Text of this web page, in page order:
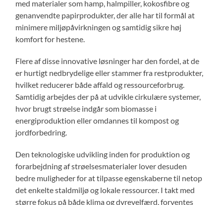
med materialer som hamp, halmpiller, kokosfibre og
genanvendte papirprodukter, der alle har til formål at
minimere miljøpåvirkningen og samtidig sikre høj
komfort for hestene.
Flere af disse innovative løsninger har den fordel, at de
er hurtigt nedbrydelige eller stammer fra restprodukter,
hvilket reducerer både affald og ressourceforbrug.
Samtidig arbejdes der på at udvikle cirkulære systemer,
hvor brugt strøelse indgår som biomasse i
energiproduktion eller omdannes til kompost og
jordforbedring.
Den teknologiske udvikling inden for produktion og
forarbejdning af strøelsesmaterialer lover desuden
bedre muligheder for at tilpasse egenskaberne til netop
det enkelte staldmiljø og lokale ressourcer. I takt med
større fokus på både klima og dyrevelfærd, forventes